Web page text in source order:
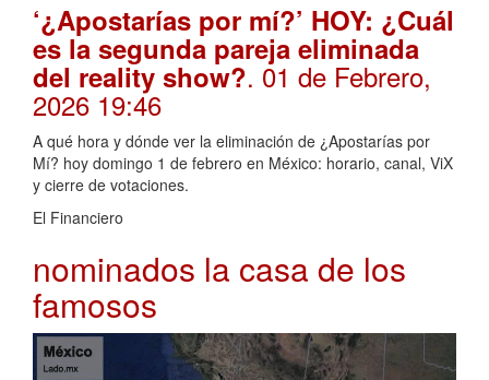
‘¿Apostarías por mí?’ HOY: ¿Cuál
es la segunda pareja eliminada
del reality show?. 01 de Febrero,
2026 19:46
A qué hora y dónde ver la eliminación de ¿Apostarías por
Mí? hoy domingo 1 de febrero en México: horario, canal, ViX
y cierre de votaciones.
El Financiero
nominados la casa de los
famosos